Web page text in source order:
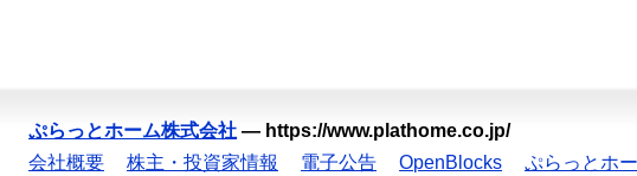
ぷらっとホーム株式会社 — https://www.plathome.co.jp/
会社概要
株主・投資家情報 電子公告 OpenBlocks ぷらっとホ